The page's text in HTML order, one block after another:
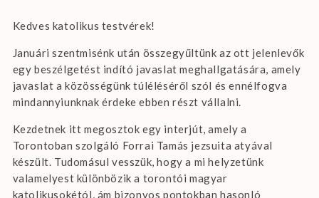
Kedves katolikus testvérek!
Januári szentmisénk után összegyűltünk az ott jelenlevők
egy beszélgetést indító javaslat meghallgatására, amely
javaslat a közösségünk túléléséről szól és ennélfogva
mindannyiunknak érdeke ebben részt vállalni.
Kezdetnek itt megosztok egy interjút, amely a
Torontoban szolgáló Forrai Tamás jezsuita atyával
készült. Tudomásul vesszük, hogy a mi helyzetünk
valamelyest különbözik a torontói magyar
katolikusokétól, ám bizonyos pontokban hasonló